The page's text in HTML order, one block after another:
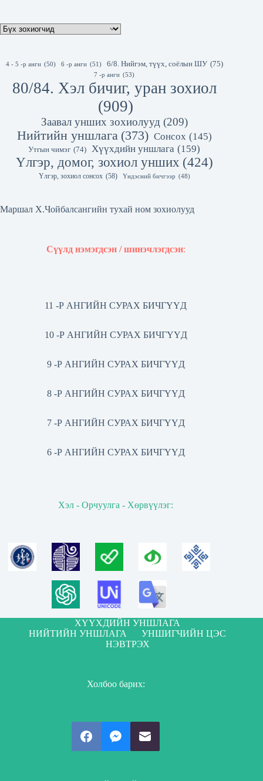
4 - 5 -р анги (50) 6 -р анги (51) 6/8. Нийгэм, түүх, соёлын ШУ (75)
7 -р анги (53)
80/84. Хэл бичиг, уран зохиол
(909)
Заавал унших зохиолууд (209)
Нийтийн уншлага (373) Сонсох (145)
Утгын чимэг (74) Хүүхдийн уншлага (159)
Үлгэр, домог, зохиол унших (424)
Үлгэр, зохиол сонсох (58) Үндэсний бичгээр (48)
Маршал Х.Чойбалсангийн тухай ном зохиолууд
Сүүлд нэмэгдсэн / шинэчлэгдсэн:
11 -Р АНГИЙН СУРАХ БИЧГҮҮД
10 -Р АНГИЙН СУРАХ БИЧГҮҮД
9 -Р АНГИЙН СУРАХ БИЧГҮҮД
8 -Р АНГИЙН СУРАХ БИЧГҮҮД
7 -Р АНГИЙН СУРАХ БИЧГҮҮД
6 -Р АНГИЙН СУРАХ БИЧГҮҮД
Хэл - Орчуулга - Хөрвүүлэг:
ХҮҮХДИЙН УНШЛАГА
НИЙТИЙН УНШЛАГА
УНШИГЧИЙН ЦЭС
НЭВТРЭХ
Холбоо барих: